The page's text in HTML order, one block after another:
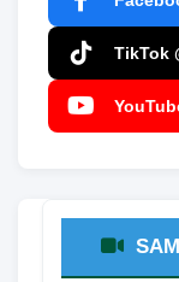
TikTok